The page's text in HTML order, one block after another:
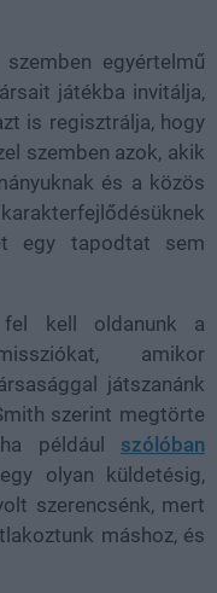
egyértelmű
játékba invitálja,
is regisztrálja, hogy
szemben azok, akik
és a közös
egy tapodtat sem
kell oldanunk a
amikor
játszanánk
szerint megtörte
például szólóban
olyan küldetésig,
szerencsénk, mert
máshoz, és